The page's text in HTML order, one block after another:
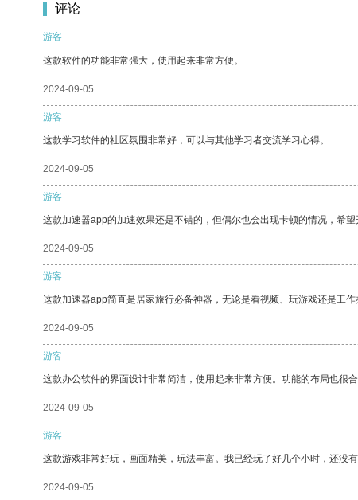
评论
游客
这款软件的功能非常强大，使用起来非常方便。
2024-09-05
游客
这款学习软件的社区氛围非常好，可以与其他学习者交流学习心得。
2024-09-05
游客
这款加速器app的加速效果还是不错的，但偶尔也会出现卡顿的情况，希望
2024-09-05
游客
这款加速器app简直是居家旅行必备神器，无论是看视频、玩游戏还是工
2024-09-05
游客
这款办公软件的界面设计非常简洁，使用起来非常方便。功能的布局也很合
2024-09-05
游客
这款游戏非常好玩，画面精美，玩法丰富。我已经玩了好几个小时，还没有
2024-09-05